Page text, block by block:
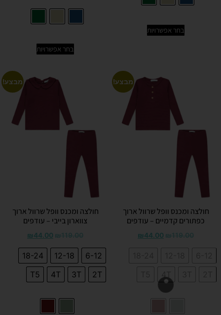
בחר אפשרויות
בחר אפשרויות
מבצע!
חולצה ומכנס וופל שרוול ארוך
כפתורים קדמיים – עודפים
₪44.00
מבצע!
חולצה ומכנס וופל שרוול ארוך
צווארון בייבי – עודפים
₪44.00
6-12
12-18
18-24
2T
3T
4T
T5